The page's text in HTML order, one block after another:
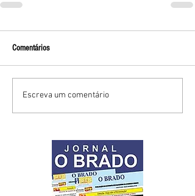
Comentários
Escreva um comentário